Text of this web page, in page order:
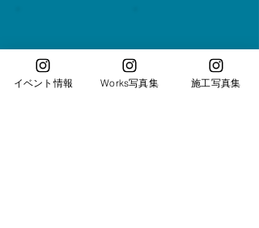
イベント情報 Works写真集 施工写真集